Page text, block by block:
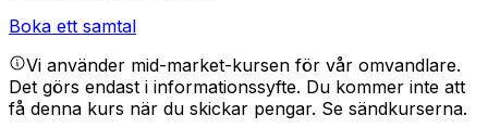
Boka ett samtal
Vi använder mid-market-kursen för vår omvandlare.
Det görs endast i informationssyfte. Du kommer inte att
få denna kurs när du skickar pengar. Se sändkurserna.